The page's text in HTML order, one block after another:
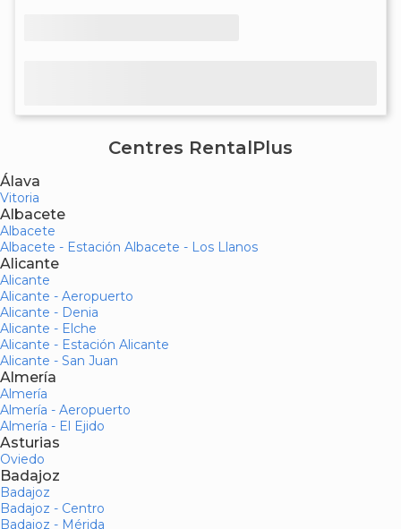
Centres RentalPlus
Álava
Vitoria
Albacete
Albacete
Albacete - Estación Albacete - Los Llanos
Alicante
Alicante
Alicante - Aeropuerto
Alicante - Denia
Alicante - Elche
Alicante - Estación Alicante
Alicante - San Juan
Almería
Almería
Almería - Aeropuerto
Almería - El Ejido
Asturias
Oviedo
Badajoz
Badajoz
Badajoz - Centro
Badajoz - Mérida